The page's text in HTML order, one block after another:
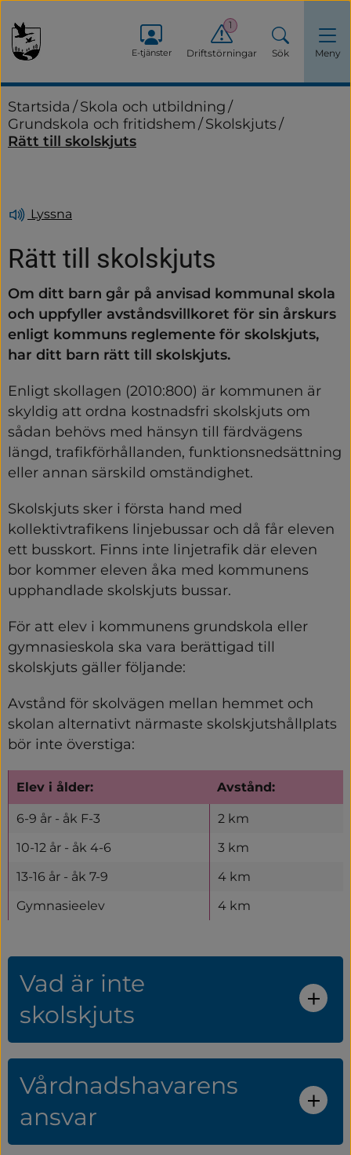
E-tjänster Driftstörningar
1
Sök Meny
Startsida /Skola och utbildning/
Grundskola och fritidshem/Skolskjuts/
Rätt till skolskjuts
Lyssna
Rätt till skolskjuts
Om ditt barn går på anvisad kommunal skola
och uppfyller avståndsvillkoret för sin årskurs
enligt kommuns reglemente för skolskjuts,
har ditt barn rätt till skolskjuts.
Enligt skollagen (2010:800) är kommunen är
skyldig att ordna kostnadsfri skolskjuts om
sådan behövs med hänsyn till färdvägens
längd, trafikförhållanden, funktionsnedsättning
eller annan särskild omständighet.
Skolskjuts sker i första hand med
kollektivtrafikens linjebussar och då får eleven
ett busskort. Finns inte linjetrafik där eleven
bor kommer eleven åka med kommunens
upphandlade skolskjuts bussar.
För att elev i kommunens grundskola eller
gymnasieskola ska vara berättigad till
skolskjuts gäller följande:
Avstånd för skolvägen mellan hemmet och
skolan alternativt närmaste skolskjutshållplats
bör inte överstiga:
Elev i ålder: Avstånd:
6-9 år - åk F-3
2 km
10-12 år - åk 4-6
3 km
13-16 år - åk 7-9
4 km
Gymnasieelev
4 km
Vad är inte
skolskjuts
Vårdnadshavarens
ansvar